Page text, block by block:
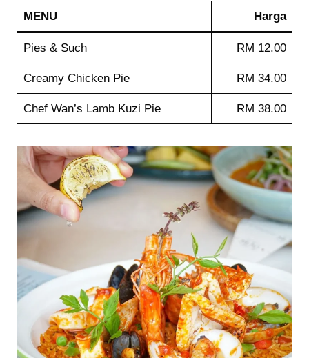
MENU Harga
Pies & Such RM 12.00
Creamy Chicken Pie RM 34.00
Chef Wan’s Lamb Kuzi Pie RM 38.00